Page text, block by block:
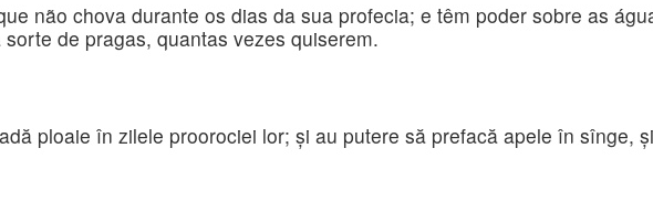
não chova durante os dias da sua profecia; e têm poder sobre as
de pragas, quantas vezes quiserem.
ploaie în zilele proorociei lor; şi au putere să prefacă apele în sînge,